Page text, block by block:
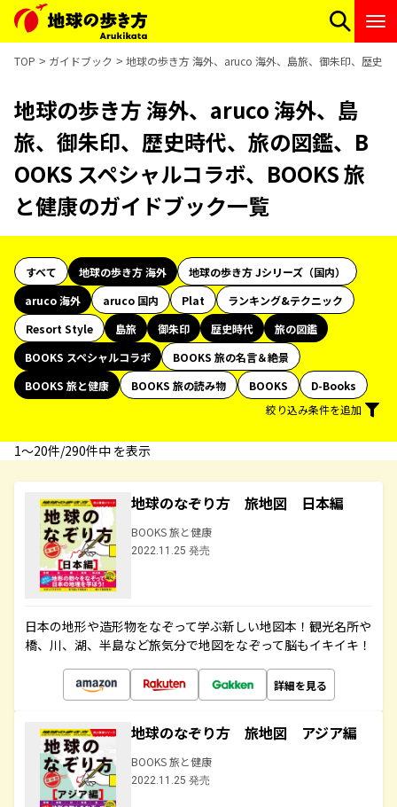
TOP ガイドブック 地球の歩き方 海外、aruco 海外、島旅、御朱印、歴史
地球の歩き方 海外、aruco 海外、島
旅、御朱印、歴史時代、旅の図鑑、B
OOKS スペシャルコラボ、BOOKS 旅
と健康のガイドブック一覧
すべて 地球の歩き方 海外
地球の歩き方 Jシリーズ（国内）
aruco 海外
aruco 国内 Plat
ランキング&テクニック
Resort Style
島旅 御朱印 歴史時代
旅の図鑑
BOOKS スペシャルコラボ
BOOKS 旅の名言＆絶景
BOOKS 旅と健康
BOOKS 旅の読み物 BOOKS
D-Books
絞り込み条件を追加
1〜20件/290件中 を表示
地球のなぞり方 旅地図 日本編
BOOKS 旅と健康
2022.11.25 発売
日本の地形や造形物をなぞって学ぶ新しい地図本！観光名所や
橋、川、湖、半島など旅気分で地図をなぞって脳もイキイキ！
詳細を見る
地球のなぞり方 旅地図 アジア編
BOOKS 旅と健康
2022.11.25 発売